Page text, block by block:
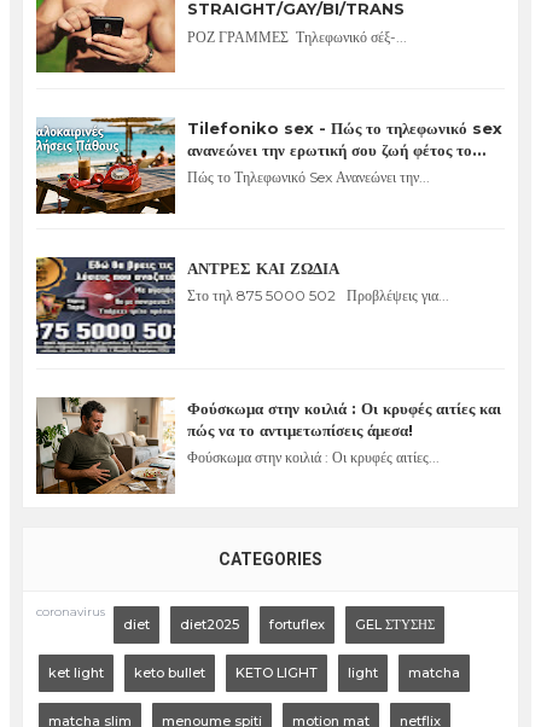
STRAIGHT/GAY/BI/TRANS
ΡΟΖ ΓΡΑΜΜΕΣ Τηλεφωνικό σέξ-...
Tilefoniko sex - Πώς το τηλεφωνικό sex
ανανεώνει την ερωτική σου ζωή φέτος το
καλοκαίρι
Πώς το Τηλεφωνικό Sex Ανανεώνει την...
ΑΝΤΡΕΣ ΚΑΙ ΖΩΔΙΑ
Στο τηλ 875 5000 502 Προβλέψεις για...
Φούσκωμα στην κοιλιά : Οι κρυφές αιτίες και
πώς να το αντιμετωπίσεις άμεσα!
Φούσκωμα στην κοιλιά : Οι κρυφές αιτίες...
CATEGORIES
coronavirus
diet diet2025 fortuflex GEL ΣΤΥΣΗΣ
ket light keto bullet KETO LIGHT light matcha
matcha slim menoume spiti motion mat netflix